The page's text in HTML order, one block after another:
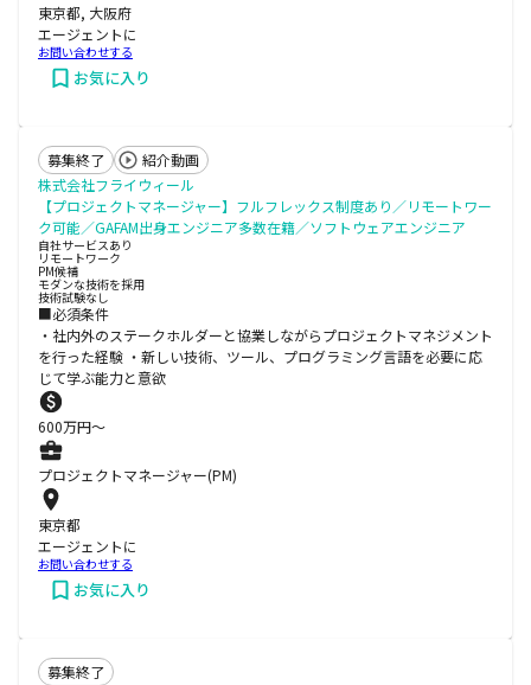
東京都, 大阪府
エージェントに
お問い合わせする
お気に入り
募集終了
紹介動画
株式会社フライウィール
【プロジェクトマネージャー】フルフレックス制度あり／リモートワー
ク可能／GAFAM出身エンジニア多数在籍／ソフトウェアエンジニア
自社サービスあり
リモートワーク
PM候補
モダンな技術を採用
技術試験なし
■必須条件
・社内外のステークホルダーと協業しながらプロジェクトマネジメント
を行った経験 ・新しい技術、ツール、プログラミング言語を必要に応
じて学ぶ能力と意欲
600万円〜
プロジェクトマネージャー(PM)
東京都
エージェントに
お問い合わせする
お気に入り
募集終了